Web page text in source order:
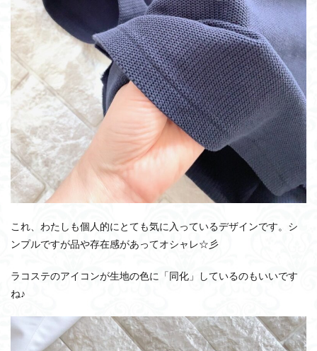
これ、わたしも個人的にとても気に入っているデザインです。シ
ンプルですが品や存在感があってオシャレ☆彡
ラコステのアイコンが生地の色に「同化」しているのもいいです
ね♪